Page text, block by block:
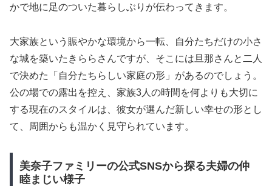
かで地に足のついた暮らしぶりが伝わってきます。
大家族という賑やかな環境から一転、自分たちだけの小さ
な城を築いたきららさんですが、そこには旦那さんと二人
で決めた「自分たちらしい家庭の形」があるのでしょう。
公の場での露出を控え、家族3人の時間を何よりも大切に
する現在のスタイルは、彼女が選んだ新しい幸せの形とし
て、周囲からも温かく見守られています。
美奈子ファミリーの公式SNSから探る夫婦の仲
睦まじい様子